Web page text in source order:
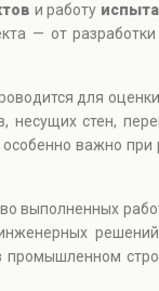
и работу
— от
для
несущих стен,
особенно важно при
выполненных